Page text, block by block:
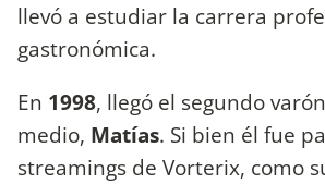
llevó a estudiar la carrera
gastronómica.
En 1998, llegó el segundo
medio, Matías. Si bien él fue
streamings de Vorterix, como